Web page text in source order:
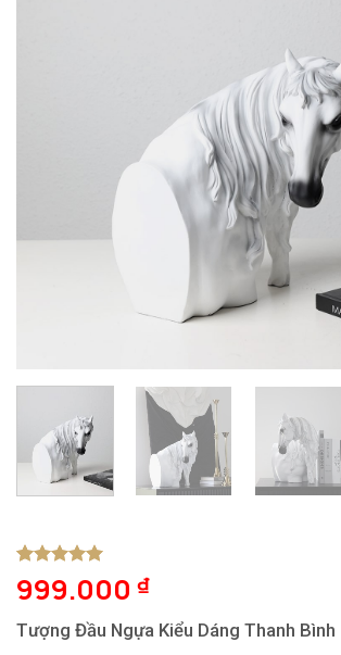
5trên 5
dựa trên
1
999.000 ₫
Tượng Đầu Ngựa Kiểu Dáng Thanh Bình